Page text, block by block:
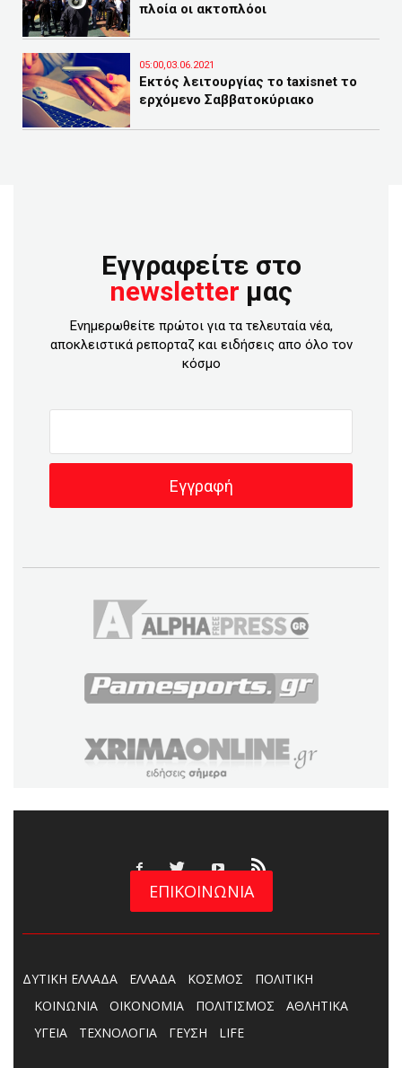
πλοία οι ακτοπλόοι
05:00,03.06.2021
Εκτός λειτουργίας το taxisnet το
ερχόμενο Σαββατοκύριακο
Εγγραφείτε στο
newsletter μας
Ενημερωθείτε πρώτοι για τα τελευταία νέα,
αποκλειστικά ρεπορταζ και ειδήσεις απο όλο τον
κόσμο
ΕΠΙΚΟΙΝΩΝΙΑ
ΔΥΤΙΚΗ ΕΛΛΑΔΑ ΕΛΛΑΔΑ ΚΟΣΜΟΣ
ΠΟΛΙΤΙΚΗ
ΚΟΙΝΩΝΙΑ
ΟΙΚΟΝΟΜΙΑ ΠΟΛΙΤΙΣΜΟΣ
ΑΘΛΗΤΙΚΑ
ΥΓΕΙΑ
ΤΕΧΝΟΛΟΓΙΑ ΓΕΥΣΗ LIFE